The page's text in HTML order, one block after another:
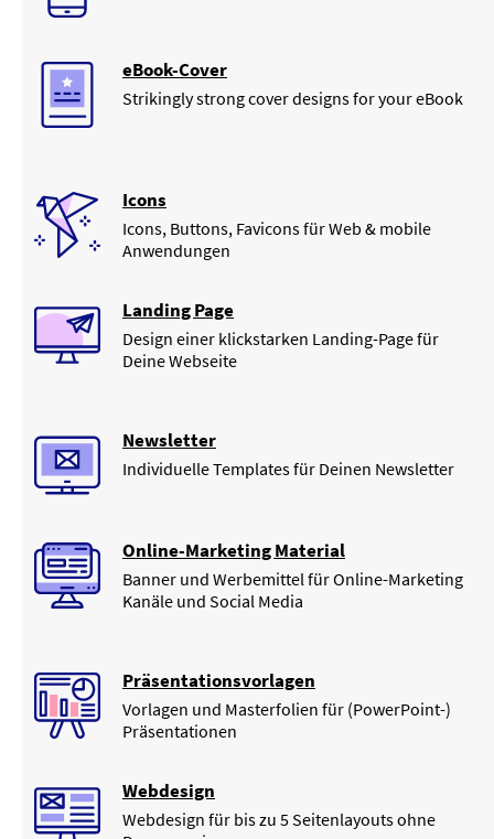
eBook-Cover
Strikingly strong cover designs for your eBook
Icons
Icons, Buttons, Favicons für Web & mobile
Anwendungen
Landing Page
Design einer klickstarken Landing-Page für
Deine Webseite
Newsletter
Individuelle Templates für Deinen Newsletter
Online-Marketing Material
Banner und Werbemittel für Online-Marketing
Kanäle und Social Media
Präsentationsvorlagen
Vorlagen und Masterfolien für (PowerPoint-)
Präsentationen
Webdesign
Webdesign für bis zu 5 Seitenlayouts ohne